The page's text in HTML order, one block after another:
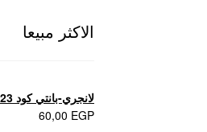
الاكثر مبيعا
لانجري-بانتي كود 123 المثير
60,00 EGP